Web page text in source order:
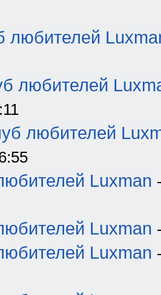
любителей
любителей
любителей
Luxman
Luxman
Luxman